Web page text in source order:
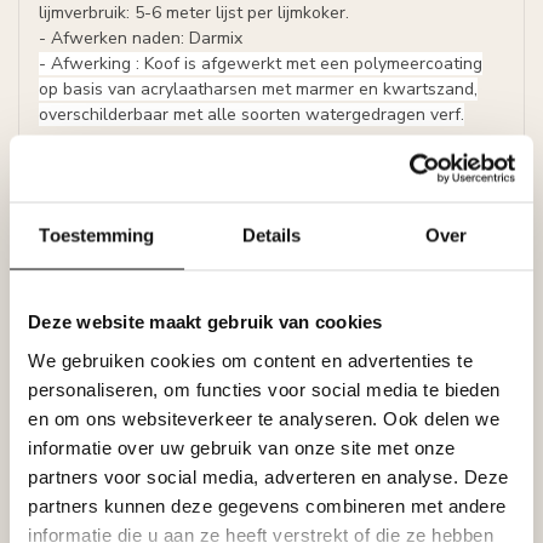
Toestemming Details Over
Deze website maakt gebruik van cookies
We gebruiken cookies om content en advertenties te
personaliseren, om functies voor social media te bieden
en om ons websiteverkeer te analyseren. Ook delen we
informatie over uw gebruik van onze site met onze
partners voor social media, adverteren en analyse. Deze
partners kunnen deze gegevens combineren met andere
informatie die u aan ze heeft verstrekt of die ze hebben
lijmverbruik: 5-6 meter lijst per lijmkoker.
- Afwerken naden: Darmix
- Afwerking : Koof is afgewerkt met een polymeercoating
op basis van acrylaatharsen met marmer en kwartszand,
overschilderbaar met alle soorten watergedragen verf.
Folder Tesori LED profielen voor indirecte
Specificaties
Leverancier
Reviews
Tags
Gerelateerde producten